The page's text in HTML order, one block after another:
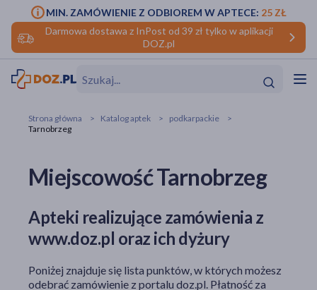
Darmowa dostawa z InPost od 39 zł tylko w aplikacji
DOZ.pl
MIN. ZAMÓWIENIE Z ODBIOREM W APTECE: 25 ZŁ
makijażu
Strona główna Katalog aptek
podkarpackie
Tarnobrzeg
Miejscowość Tarnobrzeg
Apteki realizujące zamówienia z
www.doz.pl oraz ich dyżury
Poniżej znajduje się lista punktów, w których możesz
odebrać zamówienie z portalu doz.pl. Płatność za